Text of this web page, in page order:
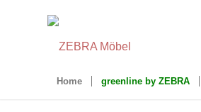
Home greenline by ZEBRA